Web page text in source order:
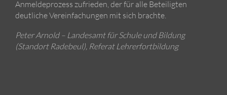
Anmeldeprozess zufrieden, der für alle Beteiligten
deutliche Vereinfachungen mit sich brachte.
Peter Arnold – Landesamt für Schule und Bildung
(Standort Radebeul), Referat Lehrerfortbildung